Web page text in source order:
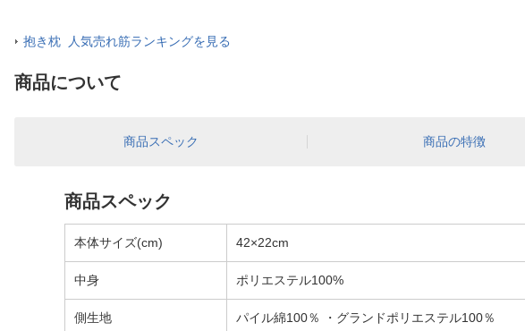
抱き枕 人気売れ筋ランキングを見る
商品について
商品スペック 商品の特徴
商品スペック
本体サイズ(cm) 42×22cm
中身 ポリエステル100%
側生地 パイル綿100％ ・グランドポリエステル100％